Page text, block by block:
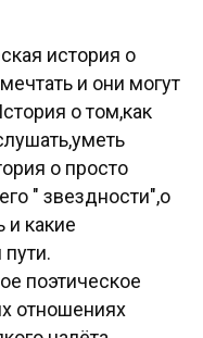
история о
и они могут
о том,как
о просто
" звездности",о
и какие
поэтическое
отношениях